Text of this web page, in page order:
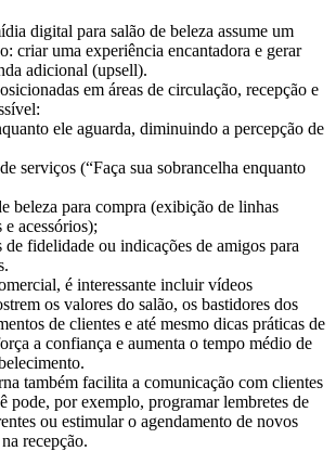
digital para salão de beleza assume um
criar uma experiência encantadora e gerar
adicional (upsell).
em áreas de circulação, recepção e
ele aguarda, diminuindo a percepção de
serviços (“Faça sua sobrancelha enquanto
beleza para compra (exibição de linhas
acessórios);
fidelidade ou indicações de amigos para
é interessante incluir vídeos
os valores do salão, os bastidores dos
de clientes e até mesmo dicas práticas de
a confiança e aumenta o tempo médio de
também facilita a comunicação com clientes
pode, por exemplo, programar lembretes de
ou estimular o agendamento de novos
recepção.